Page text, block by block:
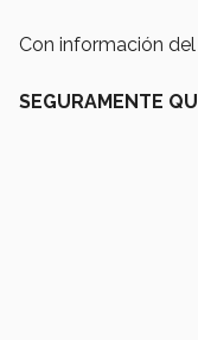
Con información
SEGURAMENTE